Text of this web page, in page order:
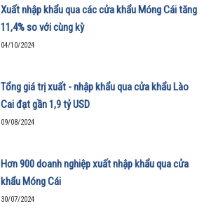
Xuất nhập khẩu qua các cửa khẩu Móng Cái tăng
11,4% so với cùng kỳ
04/10/2024
Tổng giá trị xuất - nhập khẩu qua cửa khẩu Lào
Cai đạt gần 1,9 tỷ USD
09/08/2024
Hơn 900 doanh nghiệp xuất nhập khẩu qua cửa
khẩu Móng Cái
30/07/2024